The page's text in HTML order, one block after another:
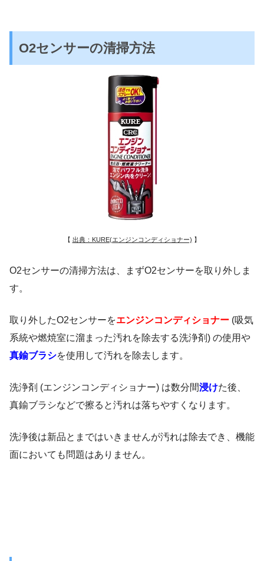
O2センサーの清掃方法
【 出典：KURE(エンジンコンディショナー) 】
O2センサーの清掃方法は、まずO2センサーを取り外しま
す。
取り外したO2センサーをエンジンコンディショナー (吸気
系統や燃焼室に溜まった汚れを除去する洗浄剤) の使用や
真鍮ブラシを使用して汚れを除去します。
洗浄剤 (エンジンコンディショナー) は数分間浸けた後、
真鍮ブラシなどで擦ると汚れは落ちやすくなります。
洗浄後は新品とまではいきませんが汚れは除去でき、機能
面においても問題はありません。